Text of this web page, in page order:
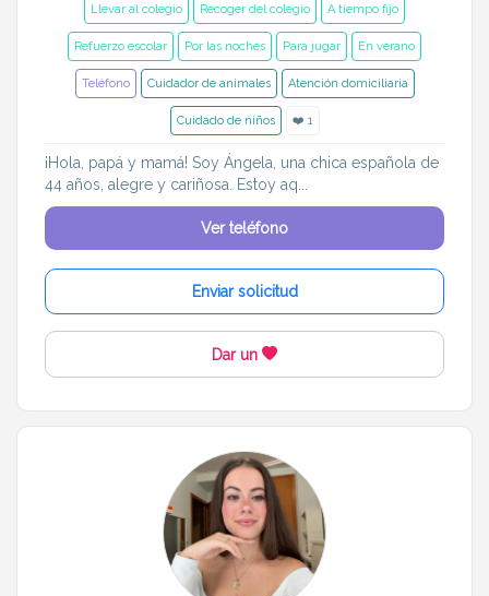
Llevar al colegio Recoger del colegio A tiempo fijo
Refuerzo escolar Por las noches Para jugar En verano
Teléfono Cuidador de animales Atención domiciliaria
Cuidado de niños ❤️ 1
¡Hola, papá y mamá! Soy Ángela, una chica española de
44 años, alegre y cariñosa. Estoy aq...
Ver teléfono
Enviar solicitud
Dar un